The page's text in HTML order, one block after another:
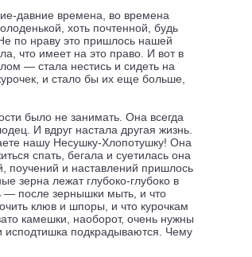
давние времена, во времена
хоть почтенной, будь
по нраву это пришлось нашей
что имеет на это право. И вот в
— стала нестись и сидеть на
и стало бы их еще больше,
было не занимать. Она всегда
И вдруг настала другая жизнь.
нашу Несушку-Хлопотушку! Она
спать, бегала и суетилась она
поучений и наставлений пришлось
зерна лежат глубоко-глубоко в
— после зернышки мыть, и что
клюв и шпоры, и что курочкам
камешки, наоборот, очень нужны
исподтишка подкрадываются. Чему